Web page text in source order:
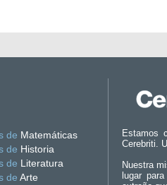
de Matemáticas
de Historia
de Literatura
de Arte
Estamos
Cerebriti.
Nuestra
lugar